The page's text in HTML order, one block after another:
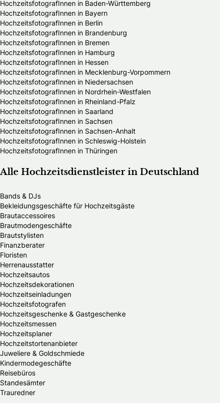
HochzeitsfotografInnen in Baden-Württemberg
HochzeitsfotografInnen in Bayern
HochzeitsfotografInnen in Berlin
HochzeitsfotografInnen in Brandenburg
HochzeitsfotografInnen in Bremen
HochzeitsfotografInnen in Hamburg
HochzeitsfotografInnen in Hessen
HochzeitsfotografInnen in Mecklenburg-Vorpommern
HochzeitsfotografInnen in Niedersachsen
HochzeitsfotografInnen in Nordrhein-Westfalen
HochzeitsfotografInnen in Rheinland-Pfalz
HochzeitsfotografInnen in Saarland
HochzeitsfotografInnen in Sachsen
HochzeitsfotografInnen in Sachsen-Anhalt
HochzeitsfotografInnen in Schleswig-Holstein
HochzeitsfotografInnen in Thüringen
Alle Hochzeitsdienstleister in Deutschland
Bands & DJs
Bekleidungsgeschäfte für Hochzeitsgäste
Brautaccessoires
Brautmodengeschäfte
Brautstylisten
Finanzberater
Floristen
Herrenausstatter
Hochzeitsautos
Hochzeitsdekorationen
Hochzeitseinladungen
Hochzeitsfotografen
Hochzeitsgeschenke & Gastgeschenke
Hochzeitsmessen
Hochzeitsplaner
Hochzeitstortenanbieter
Juweliere & Goldschmiede
Kindermodegeschäfte
Reisebüros
Standesämter
Trauredner